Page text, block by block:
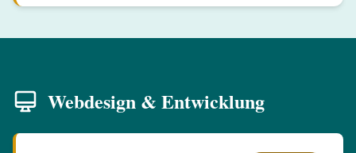
Webdesign & Entwicklung